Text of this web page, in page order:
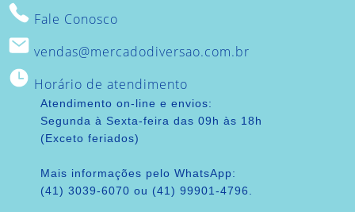
Fale Conosco
vendas@mercadodiversao.com.br
Horário de atendimento
Atendimento on-line e envios:
Segunda à Sexta-feira das 09h às 18h
(Exceto feriados)
Mais informações pelo WhatsApp:
(41) 3039-6070 ou (41) 99901-4796.